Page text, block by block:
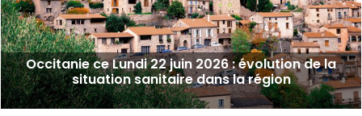
Occitanie ce Lundi 22 juin 2026 : évolution de la
situation sanitaire dans la région